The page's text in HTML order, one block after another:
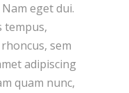
eget dui.
tempus,
sem
adipiscing
quam nunc,